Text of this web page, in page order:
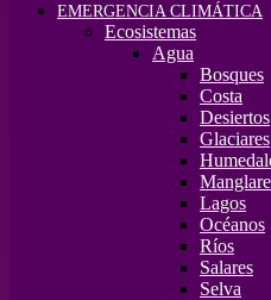
EMERGENCIA CLIMÁTICA
Ecosistemas
Agua
Bosques
Costa
Desiertos
Glaciares
Lagos
Océanos
Ríos
Salares
Selva